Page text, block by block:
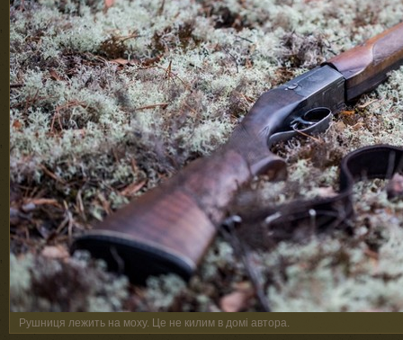
Рушниця лежить на моху. Це не килим в домі автора.